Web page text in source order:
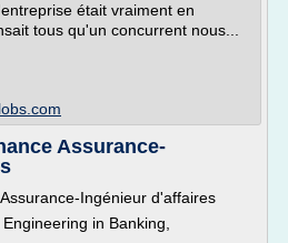
était vraiment en
tous qu'un concurrent nous...
Assurance-
Ingénieur d'affaires
in Banking,